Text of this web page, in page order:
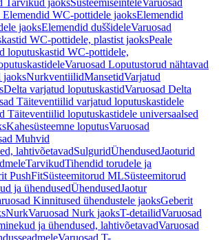
Tarvikud jaoksSüsteemiseinteleVaruosad
Elemendid WC-pottidele jaoksElemendid
jaoksElemendid duššideleVaruosad
WC-pottidele, plastist jaoksPeale
loputuskastid WC-pottidele,
Varuosad Loputustorud nähtavad
jaoksNurkventiilidMansetidVarjatud
Delta varjatud loputuskastidVaruosad Delta
Täiteventiilid varjatud loputuskastidele
Täiteventiilid loputuskastidele universaalsed
Kahesüsteemne loputusVaruosad
Muhvid
lahtivõetavadSulguridÜhendusedJaoturid
TarvikudTihendid torudele ja
PushFitSüsteemitorud MLSüsteemitorud
ja ühendusedÜhendusedJaotur
Kinnitused ühendustele jaoksGeberit
NurkVaruosad Nurk jaoksT-detailidVaruosad
ja ühendused, lahtivõetavadVaruosad
Varuosad T-